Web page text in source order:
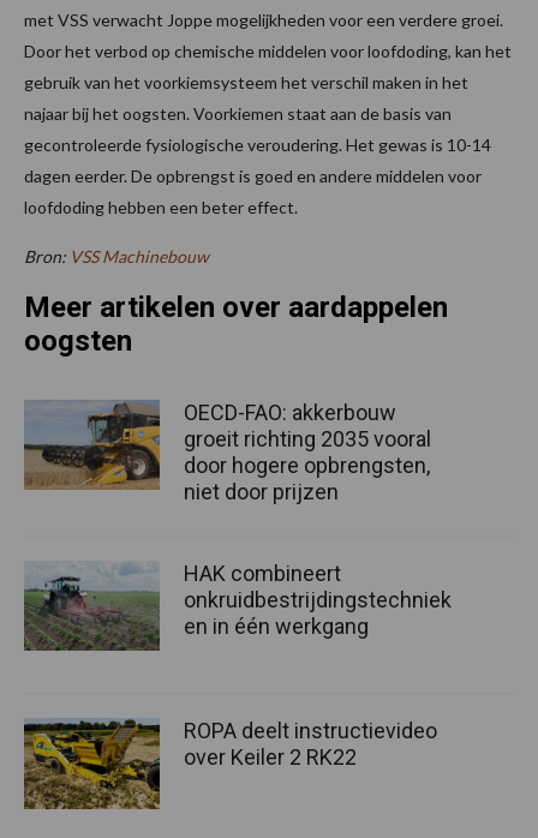
met VSS verwacht Joppe mogelijkheden voor een verdere groei.
Door het verbod op chemische middelen voor loofdoding, kan het
gebruik van het voorkiemsysteem het verschil maken in het
najaar bij het oogsten. Voorkiemen staat aan de basis van
gecontroleerde fysiologische veroudering. Het gewas is 10-14
dagen eerder. De opbrengst is goed en andere middelen voor
loofdoding hebben een beter effect.
Bron: VSS Machinebouw
Meer artikelen over aardappelen
oogsten
OECD-FAO: akkerbouw
groeit richting 2035 vooral
door hogere opbrengsten,
niet door prijzen
HAK combineert
onkruidbestrijdingstechniek
en in één werkgang
ROPA deelt instructievideo
over Keiler 2 RK22